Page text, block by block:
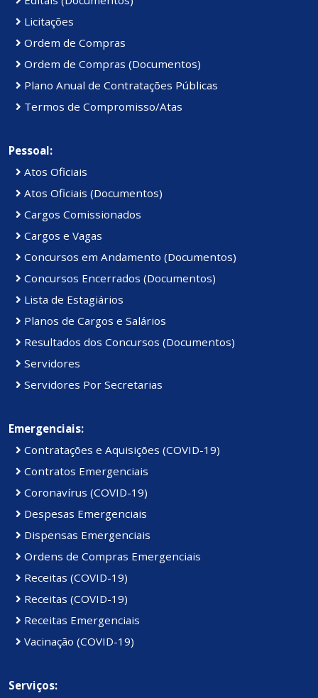
Licitações
Ordem de Compras
Ordem de Compras (Documentos)
Plano Anual de Contratações Públicas
Termos de Compromisso/Atas
Pessoal:
Atos Oficiais
Atos Oficiais (Documentos)
Cargos Comissionados
Cargos e Vagas
Concursos em Andamento (Documentos)
Concursos Encerrados (Documentos)
Lista de Estagiários
Planos de Cargos e Salários
Resultados dos Concursos (Documentos)
Servidores
Servidores Por Secretarias
Emergenciais:
Contratações e Aquisições (COVID-19)
Contratos Emergenciais
Coronavírus (COVID-19)
Despesas Emergenciais
Dispensas Emergenciais
Ordens de Compras Emergenciais
Receitas (COVID-19)
Receitas (COVID-19)
Receitas Emergenciais
Vacinação (COVID-19)
Serviços: